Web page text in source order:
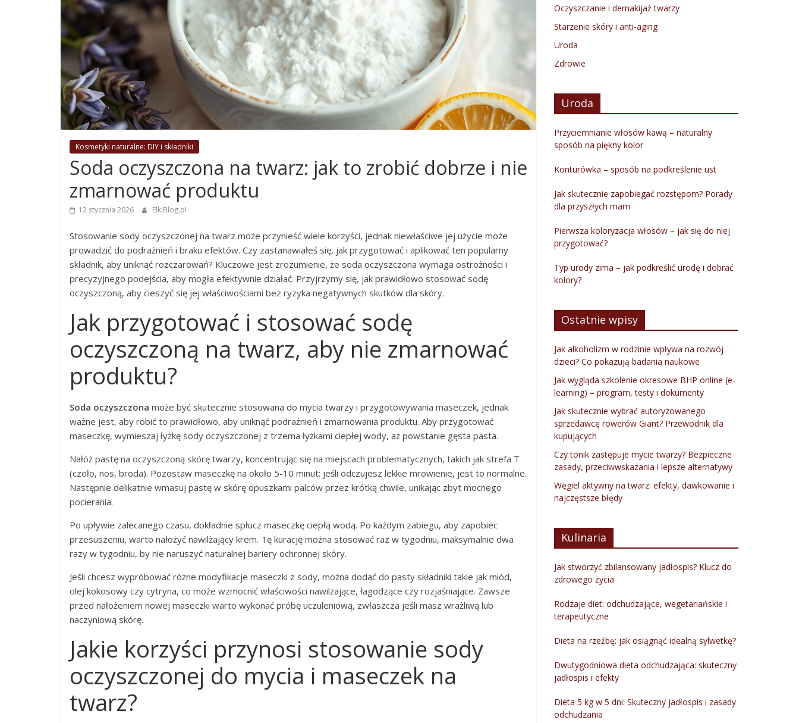
Kosmetyki naturalne: DIY i składniki
Soda oczyszczona na twarz: jak to zrobić dobrze i nie
zmarnować produktu
12 stycznia 2026 ElkiBlog.pl
Stosowanie sody oczyszczonej na twarz może przynieść wiele korzyści, jednak niewłaściwe jej użycie może
prowadzić do podrażnień i braku efektów. Czy zastanawiałeś się, jak przygotować i aplikować ten popularny
składnik, aby uniknąć rozczarowań? Kluczowe jest zrozumienie, że soda oczyszczona wymaga ostrożności i
precyzyjnego podejścia, aby mogła efektywnie działać. Przyjrzymy się, jak prawidłowo stosować sodę
oczyszczoną, aby cieszyć się jej właściwościami bez ryzyka negatywnych skutków dla skóry.
Jak przygotować i stosować sodę
oczyszczoną na twarz, aby nie zmarnować
produktu?
Soda oczyszczona może być skutecznie stosowana do mycia twarzy i przygotowywania maseczek, jednak
ważne jest, aby robić to prawidłowo, aby uniknąć podrażnień i zmarnowania produktu. Aby przygotować
maseczkę, wymieszaj łyżkę sody oczyszczonej z trzema łyżkami ciepłej wody, aż powstanie gęsta pasta.
Nałóż pastę na oczyszczoną skórę twarzy, koncentrując się na miejscach problematycznych, takich jak strefa T
(czoło, nos, broda). Pozostaw maseczkę na około 5-10 minut; jeśli odczujesz lekkie mrowienie, jest to normalne.
Następnie delikatnie wmasuj pastę w skórę opuszkami palców przez krótką chwile, unikając zbyt mocnego
pocierania.
Po upływie zalecanego czasu, dokładnie spłucz maseczkę ciepłą wodą. Po każdym zabiegu, aby zapobiec
przesuszeniu, warto nałożyć nawilżający krem. Tę kurację można stosować raz w tygodniu, maksymalnie dwa
razy w tygodniu, by nie naruszyć naturalnej bariery ochronnej skóry.
Jeśli chcesz wypróbować różne modyfikacje maseczki z sody, można dodać do pasty składniki takie jak miód,
olej kokosowy czy cytryna, co może wzmocnić właściwości nawilżające, łagodzące czy rozjaśniające. Zawsze
przed nałożeniem nowej maseczki warto wykonać próbę uczuleniową, zwłaszcza jeśli masz wrażliwą lub
naczyniową skórę.
Jakie korzyści przynosi stosowanie sody
oczyszczonej do mycia i maseczek na
twarz?
Oczyszczanie i demakijaż twarzy
Starzenie skóry i anti-aging
Uroda
Zdrowie
Uroda
Przyciemnianie włosów kawą – naturalny
sposób na piękny kolor
Konturówka – sposób na podkreślenie ust
Jak skutecznie zapobiegać rozstępom? Porady
dla przyszłych mam
Pierwsza koloryzacja włosów – jak się do niej
przygotować?
Typ urody zima – jak podkreślić urodę i dobrać
kolory?
Ostatnie wpisy
Jak alkoholizm w rodzinie wpływa na rozwój
dzieci? Co pokazują badania naukowe
Jak wygląda szkolenie okresowe BHP online (e-
learning) – program, testy i dokumenty
Jak skutecznie wybrać autoryzowanego
sprzedawcę rowerów Giant? Przewodnik dla
kupujących
Czy tonik zastępuje mycie twarzy? Bezpieczne
zasady, przeciwwskazania i lepsze alternatywy
Węgiel aktywny na twarz: efekty, dawkowanie i
najczęstsze błędy
Kulinaria
Jak stworzyć zbilansowany jadłospis? Klucz do
zdrowego życia
Rodzaje diet: odchudzające, wegetariańskie i
terapeutyczne
Dieta na rzeźbę: jak osiągnąć idealną sylwetkę?
Dwutygodniowa dieta odchudzająca: skuteczny
jadłospis i efekty
Dieta 5 kg w 5 dni: Skuteczny jadłospis i zasady
odchudzania